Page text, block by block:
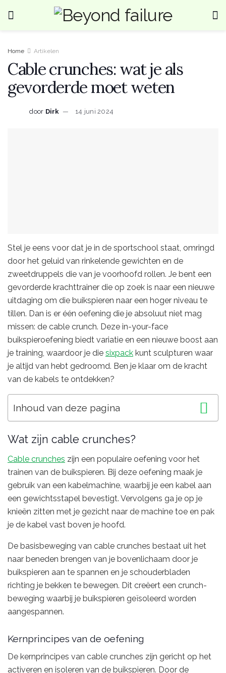
Home Artikelen
Cable crunches: wat je als
gevorderde moet weten
door Dirk 14 juni 2024
Stel je eens voor dat je in de sportschool staat, omringd
door het geluid van rinkelende gewichten en de
zweetdruppels die van je voorhoofd rollen. Je bent een
gevorderde krachttrainer die op zoek is naar een nieuwe
uitdaging om die buikspieren naar een hoger niveau te
tillen. Dan is er één oefening die je absoluut niet mag
missen: de cable crunch. Deze in-your-face
buikspieroefening biedt variatie en een nieuwe boost aan
je training, waardoor je die sixpack kunt sculpturen waar
je altijd van hebt gedroomd. Ben je klaar om de kracht
van de kabels te ontdekken?
Inhoud van deze pagina
Wat zijn cable crunches?
Cable crunches zijn een populaire oefening voor het
trainen van de buikspieren. Bij deze oefening maak je
gebruik van een kabelmachine, waarbij je een kabel aan
een gewichtsstapel bevestigt. Vervolgens ga je op je
knieën zitten met je gezicht naar de machine toe en pak
je de kabel vast boven je hoofd.
De basisbeweging van cable crunches bestaat uit het
naar beneden brengen van je bovenlichaam door je
buikspieren aan te spannen en je schouderbladen
richting je bekken te bewegen. Dit creëert een crunch-
beweging waarbij je buikspieren geïsoleerd worden
aangespannen.
Kernprincipes van de oefening
De kernprincipes van cable crunches zijn gericht op het
activeren en isoleren van de buikspieren. Door de